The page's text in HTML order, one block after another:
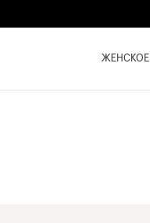
ЖЕНСКОЕ